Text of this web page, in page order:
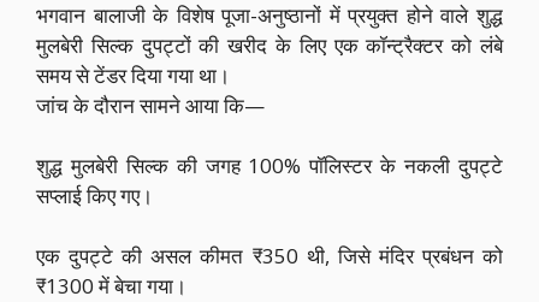
भगवान बालाजी के विशेष पूजा-अनुष्ठानों में प्रयुक्त होने वाले शुद्ध
मुलबेरी सिल्क दुपट्टों की खरीद के लिए एक कॉन्ट्रैक्टर को लंबे
समय से टेंडर दिया गया था।
जांच के दौरान सामने आया कि—
शुद्ध मुलबेरी सिल्क की जगह 100% पॉलिस्टर के नकली दुपट्टे
सप्लाई किए गए।
एक दुपट्टे की असल कीमत ₹350 थी, जिसे मंदिर प्रबंधन को
₹1300 में बेचा गया।